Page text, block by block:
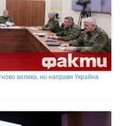
велика, но направи Украйна